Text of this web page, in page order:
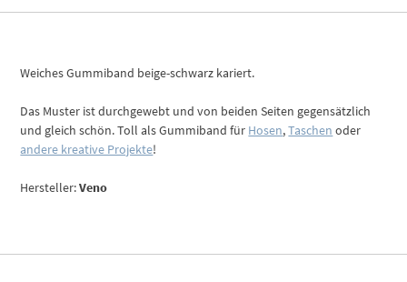
Weiches Gummiband beige-schwarz kariert.
Das Muster ist durchgewebt und von beiden Seiten gegensätzlich
und gleich schön. Toll als Gummiband für Hosen,Taschen oder
andere kreative Projekte!
Hersteller:Veno